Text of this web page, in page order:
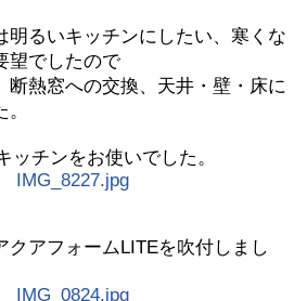
明るいキッチンにしたい、寒くな
望でしたので
断熱窓への交換、天井・壁・床に
チンをお使いでした。
アフォームLITEを吹付しまし